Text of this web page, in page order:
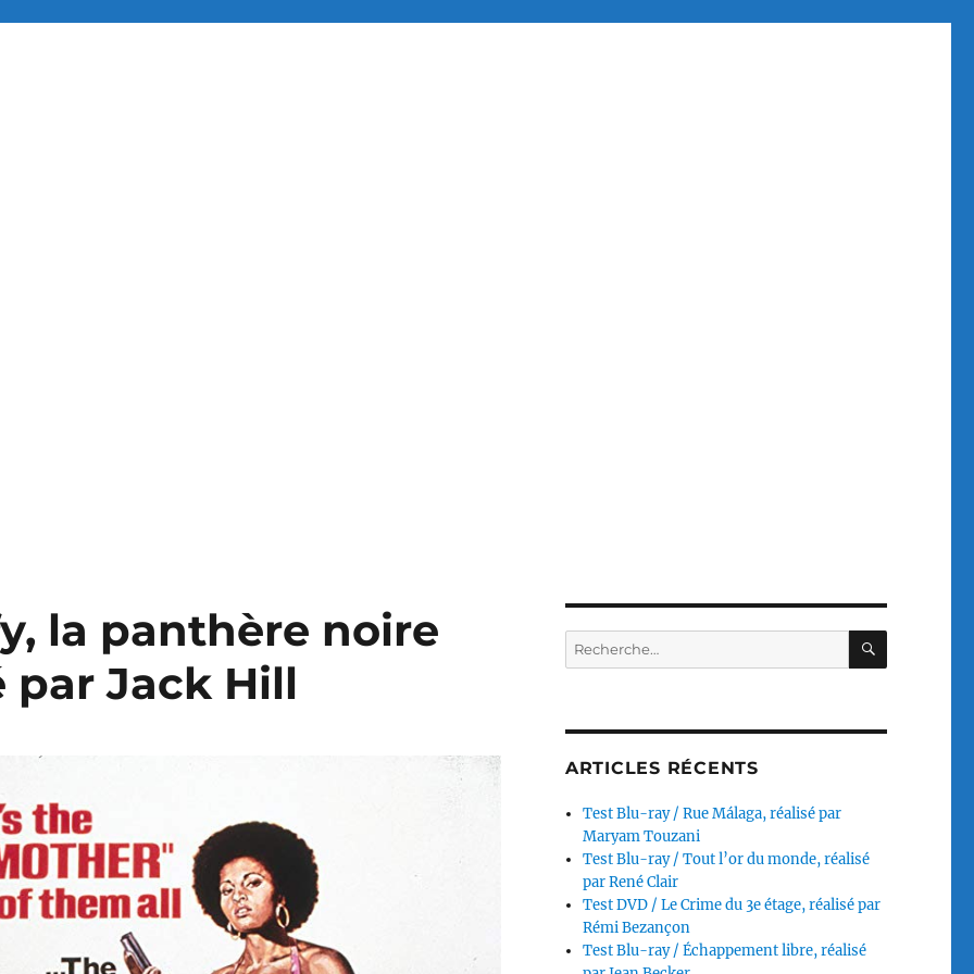
la panthère noire
par Jack Hill
Recherche
pour :
ARTICLES RÉCENTS
Test Blu-ray / Rue Málaga, réalisé par
Maryam Touzani
Test Blu-ray / Tout l’or du monde, réalisé
par René Clair
Test DVD / Le Crime du 3e étage, réalisé par
Rémi Bezançon
Test Blu-ray / Échappement libre, réalisé